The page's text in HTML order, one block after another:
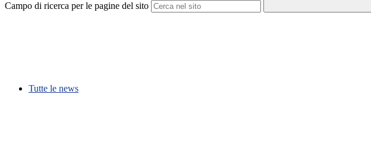
Campo di ricerca per le pagine del sito
Tutte le news